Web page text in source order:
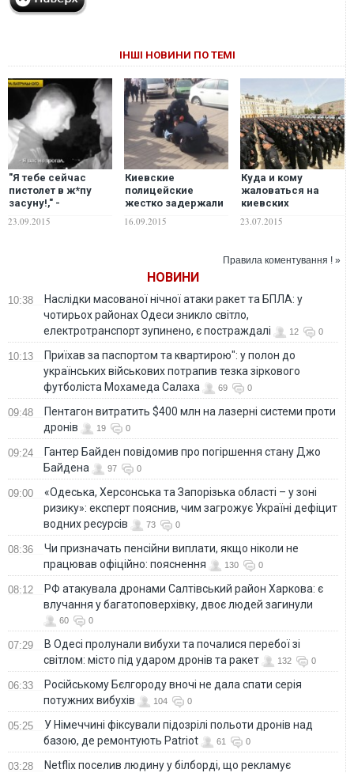
ІНШІ НОВИНИ ПО ТЕМІ
"Я тебе сейчас
пистолет в ж*пу
засуну!," -
напала на киевских
23.09.2015
Киевские
полицейские
жестко задержали
таксиста. ВИДЕО
16.09.2015
Куда и кому
жаловаться на
киевских
23.07.2015
Правила коментування ! »
НОВИНИ
10:38
Наслідки масованої нічної атаки ракет та БПЛА: у
чотирьох районах Одеси зникло світло,
електротранспорт зупинено, є постраждалі
12 0
10:13
Приїхав за паспортом та квартирою": у полон до
українських військових потрапив тезка зіркового
футболіста Мохамеда Салаха
69 0
09:48
Пентагон витратить $400 млн на лазерні системи проти
дронів
19 0
09:24
Гантер Байден повідомив про погіршення стану Джо
Байдена
97 0
09:00
«Одеська, Херсонська та Запорізька області – у зоні
ризику»: експерт пояснив, чим загрожує Україні дефіцит
водних ресурсів
73 0
08:36
Чи призначать пенсійни виплати, якщо ніколи не
працював офіційно: пояснення
130 0
08:12
РФ атакувала дронами Салтівський район Харкова: є
влучання у багатоповерхівку, двоє людей загинули
60 0
07:29
В Одесі пролунали вибухи та почалися перебої зі
світлом: місто під ударом дронів та ракет
132 0
06:33
Російському Бєлгороду вночі не дала спати серія
потужних вибухів
104 0
05:25
У Німеччині фіксували підозрілі польоти дронів над
базою, де ремонтують Patriot
61 0
03:28
Netflix поселив людину у білборді, що рекламує